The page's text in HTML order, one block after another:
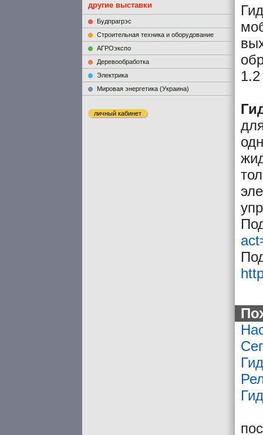
другие выставки
Будпрагрэс
Строительная техника и оборудование
АГРОэкспо
Деревообработка
Электрика
Мировая энергетика (Украина)
личный кабинет